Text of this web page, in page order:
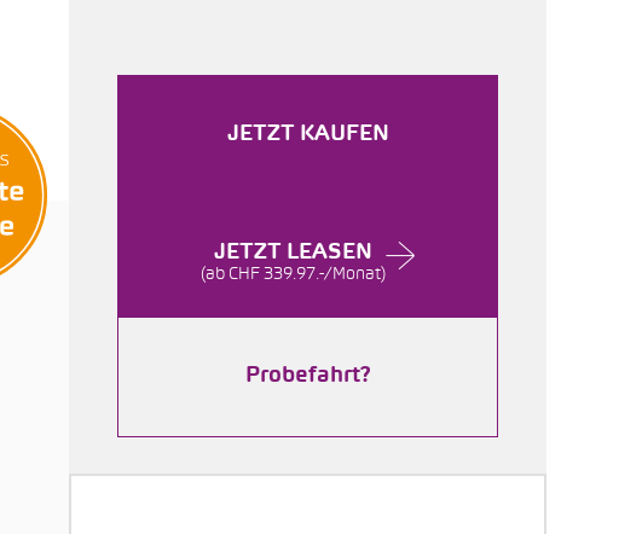
JETZT KAUFEN
JETZT LEASEN
(ab CHF 339.97.-/Monat)
Probefahrt?